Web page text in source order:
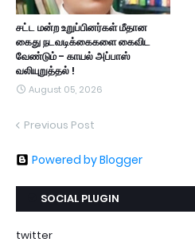
சட்ட மன்ற உறுப்பினர்கள் மீதான
கைது நடவடிக்கைகளை கைவிட
வேண்டும் - காயல் அப்பாஸ்
வலியுறுத்தல் !
August 05, 2026
Previous Post
Powered by Blogger
SOCIAL PLUGIN
twitter